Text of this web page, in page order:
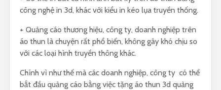
công nghệ in 3d, khác với kiểu in kéo lụa truyền thống.
+ Quảng cáo thương hiệu, công ty, doanh nghiệp trên
áo thun là chuyện rất phổ biến, không gây khó chịu so
với các loại hình truyền thông khác.
Chính vì như thế mà các doanh nghiệp, công ty có thể
bắt đầu quảng cáo bằng việc tặng áo thun 3d quảng